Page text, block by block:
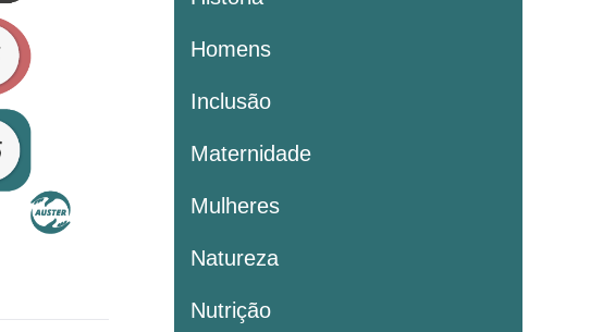
Homens
Inclusão
Maternidade
Mulheres
Natureza
Nutrição